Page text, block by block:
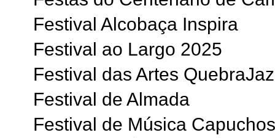
Festival Alcobaça Inspira
Festival ao Largo 2025
Festival das Artes
Festival de Almada
Festival de Música Capuchos